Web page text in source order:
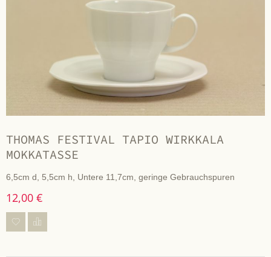
THOMAS FESTIVAL TAPIO WIRKKALA
MOKKATASSE
6,5cm d, 5,5cm h, Untere 11,7cm, geringe Gebrauchspuren
12,00 €